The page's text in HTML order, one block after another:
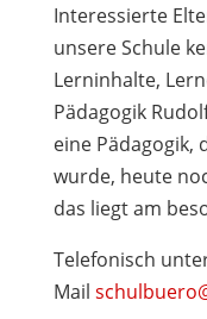
Interessierte
unsere Schule
Lerninhalte,
Pädagogik
eine Pädagogik,
wurde, heute
das liegt am
Telefonisch
Mail